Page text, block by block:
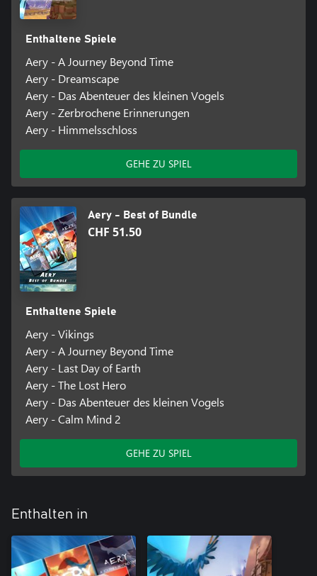
Enthaltene Spiele
Aery - A Journey Beyond Time
Aery - Dreamscape
Aery - Das Abenteuer des kleinen Vogels
Aery - Zerbrochene Erinnerungen
Aery - Himmelsschloss
GEHE ZU SPIEL
Aery - Best of Bundle
CHF 51.50
Enthaltene Spiele
Aery - Vikings
Aery - A Journey Beyond Time
Aery - Last Day of Earth
Aery - The Lost Hero
Aery - Das Abenteuer des kleinen Vogels
Aery - Calm Mind 2
GEHE ZU SPIEL
Enthalten in